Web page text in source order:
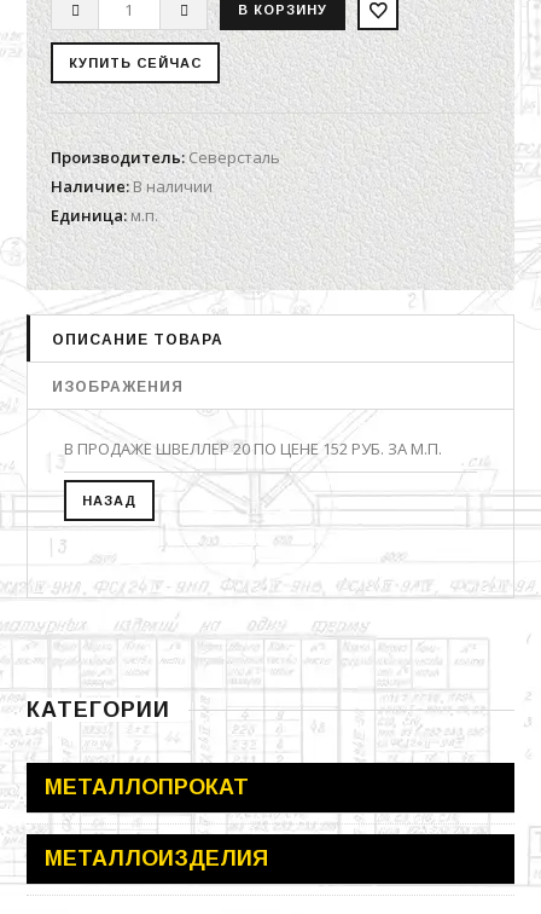
Производитель:Северсталь
Наличие:В наличии
Единица:м.п.
ОПИСАНИЕ ТОВАРА
ИЗОБРАЖЕНИЯ
В ПРОДАЖЕ ШВЕЛЛЕР 20 ПО ЦЕНЕ 152 РУБ. ЗА М.П.
КАТЕГОРИИ
МЕТАЛЛОПРОКАТ
МЕТАЛЛОИЗДЕЛИЯ